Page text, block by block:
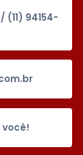
(11) 94154-
você!